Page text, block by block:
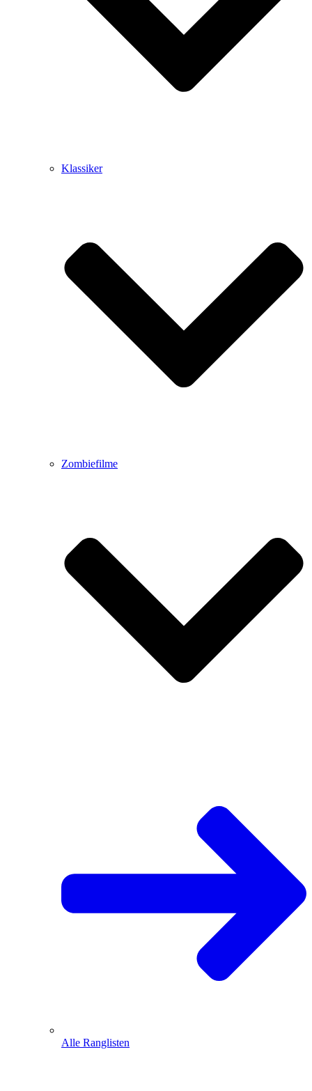
Klassiker
Zombiefilme
Alle Ranglisten